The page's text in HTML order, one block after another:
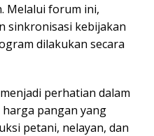
Melalui forum ini,
sinkronisasi kebijakan
dilakukan secara
perhatian dalam
pangan yang
petani, nelayan, dan